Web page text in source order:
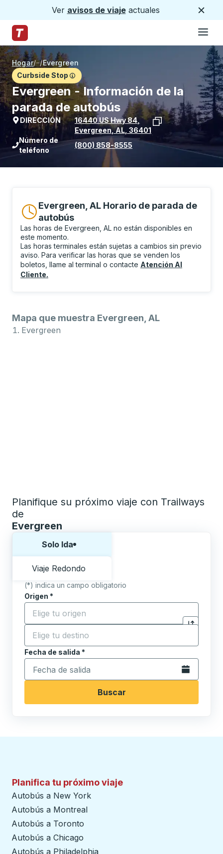
Ver avisos de viajeactuales
Página de inicio de Trailways
Hogar/ /Evergreen
Curbside Stop
Evergreen - Información de la
parada de autobús
DIRECCIÓN 16440 US Hwy 84
Evergreen,AL 36401
Ver la ubicación de la parada en
Número de
teléfono
(800) 858-8555
Evergreen, AL Horario de parada de
autobús
Las horas de Evergreen, AL no están disponibles en
este momento.
Las horas terminales están sujetas a cambios sin previo
aviso. Para verificar las horas que se venden los
boletos, llame al terminal o contacte Atención Al
Cliente.
Mapa que muestra Evergreen, AL
Evergreen
Planifique su próximo viaje con Trailways
de
Evergreen
Solo Ida
Viaje Redondo
(*) indica un campo obligatorio
Origen *
Comience a escribir la ciudad de origen para abrir
Haga clic
Destino *
Comience a escribir la ciudad de destino para abrir
Fecha de salida *
Escriba la fecha en formato de fecha Barra diagonal
Abra el
Buscar
Planifica tu próximo viaje
Autobús a New York
Autobús a Montreal
Autobús a Toronto
Autobús a Chicago
Autobús a Philadelphia